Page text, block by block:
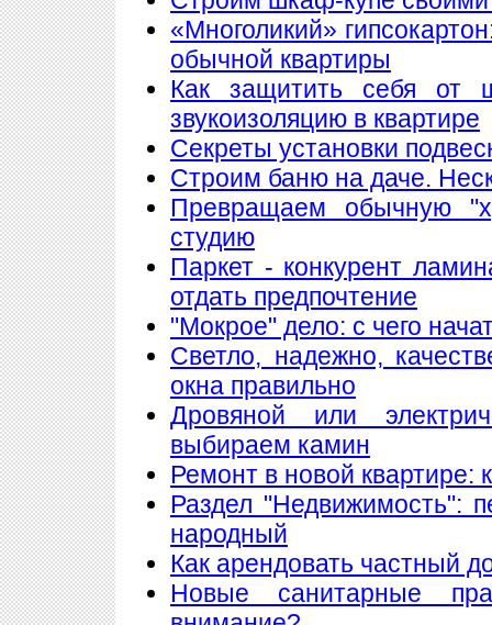
«Многоликий»
обычной квартиры
Как защитить себя от
звукоизоляцию в квартире
Секреты установки
Строим баню на даче.
Превращаем обычную
студию
Паркет - конкурент
отдать предпочтение
"Мокрое" дело: с чего
Светло, надежно,
окна правильно
Дровяной или
выбираем камин
Ремонт в новой квартире:
Раздел "Недвижимость":
народный
Как арендовать частный
Новые санитарные